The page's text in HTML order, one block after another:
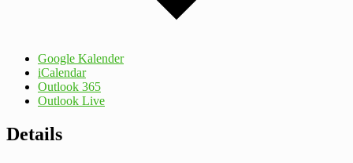
Google Kalender
iCalendar
Outlook 365
Outlook Live
Details